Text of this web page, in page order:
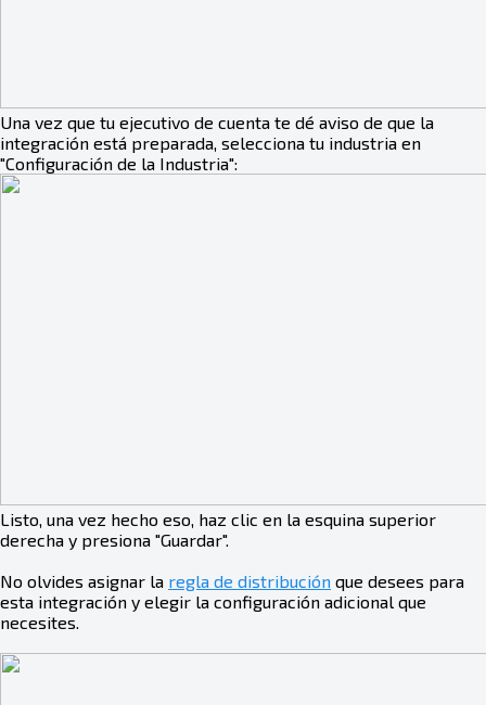
Una vez que tu ejecutivo de cuenta te dé aviso de que la
integración está preparada, selecciona tu industria en
"Configuración de la Industria":
Listo, una vez hecho eso, haz clic en la esquina superior
derecha y presiona "Guardar".
No olvides asignar la regla de distribución que desees para
esta integración y elegir la configuración adicional que
necesites.